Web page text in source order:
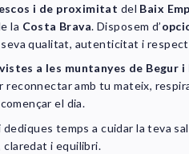
i de proximitat del Baix
la Costa Brava. Disposem d’
qualitat, autenticitat i
a les muntanyes de Begur i
reconnectar amb tu mateix,
el dia.
dediques temps a cuidar la teva
claredat i equilibri.